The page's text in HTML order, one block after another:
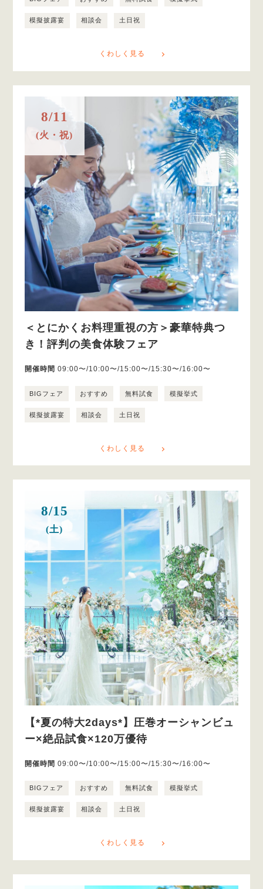
模擬披露宴 相談会 土日祝
くわしく見る
8/11
(火・祝)
＜とにかくお料理重視の方＞豪華特典つ
き！評判の美食体験フェア
開催時間 09:00〜/10:00〜/15:00〜/15:30〜/16:00〜
BIGフェア おすすめ 無料試食 模擬挙式
模擬披露宴 相談会 土日祝
くわしく見る
8/15
(土)
【*夏の特大2days*】圧巻オーシャンビュ
ー×絶品試食×120万優待
開催時間 09:00〜/10:00〜/15:00〜/15:30〜/16:00〜
BIGフェア おすすめ 無料試食 模擬挙式
模擬披露宴 相談会 土日祝
くわしく見る